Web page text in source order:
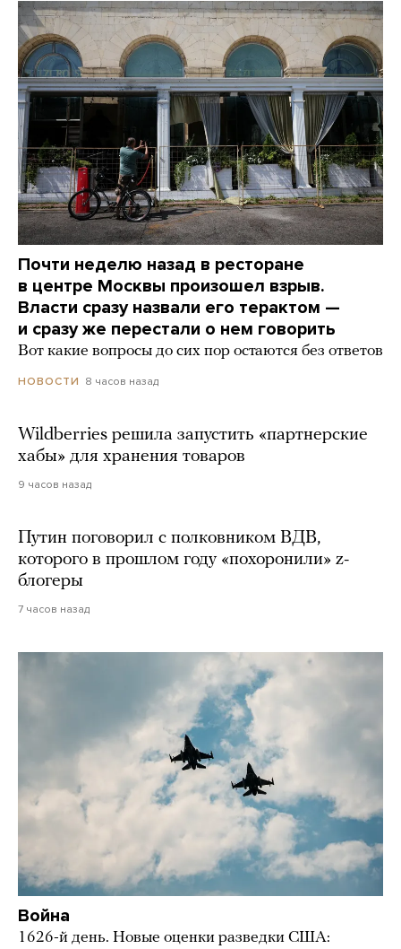
Почти неделю назад в ресторане
в центре Москвы произошел взрыв.
Власти сразу назвали его терактом —
и сразу же перестали о нем говорить
Вот какие вопросы до сих пор остаются без ответов
НОВОСТИ 8 часов назад
Wildberries решила запустить «партнерские
хабы» для хранения товаров
9 часов назад
Путин поговорил с полковником ВДВ,
которого в прошлом году «похоронили» z-
блогеры
7 часов назад
Война
1626-й день. Новые оценки разведки США: